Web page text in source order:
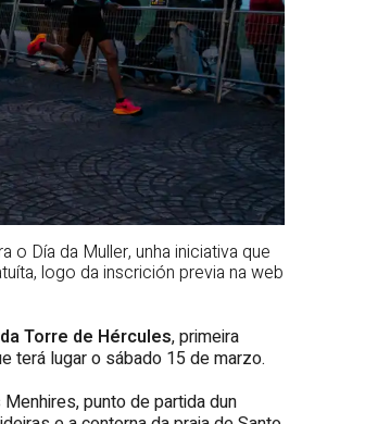
Día da Muller, unha iniciativa que
logo da inscrición previa na web
Torre de Hércules, primeira
terá lugar o sábado 15 de marzo.
punto de partida dun